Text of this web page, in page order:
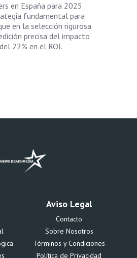
en España para 2025
fundamental para
en la selección rigurosa
precisa del impacto
22% en el ROI.
Aviso Legal
Contacto
Sobre Nosotros
Términos y Condiciones
Política de Privacidad